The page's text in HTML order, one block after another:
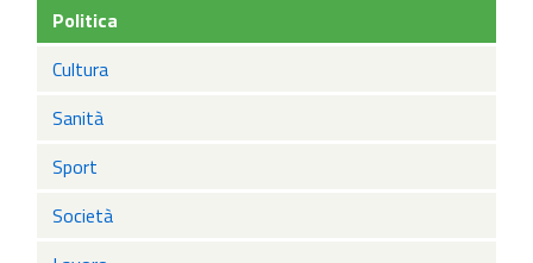
Politica
Cultura
Sanità
Sport
Società